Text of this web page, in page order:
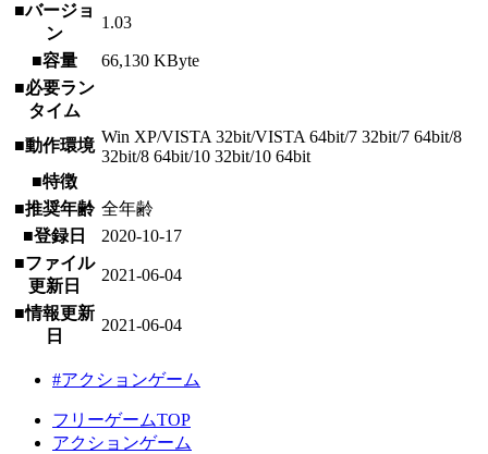
■バージョ
ン
1.03
■容量
66,130 KByte
■必要ラン
タイム
■動作環境 Win XP/VISTA 32bit/VISTA 64bit/7 32bit/7 64bit/8
32bit/8 64bit/10 32bit/10 64bit
■特徴
■推奨年齢 全年齢
■登録日
2020-10-17
■ファイル
更新日
2021-06-04
■情報更新
日
2021-06-04
#アクションゲーム
フリーゲームTOP
アクションゲーム